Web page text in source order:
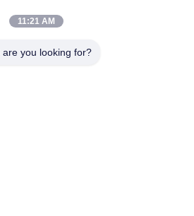
11:21 AM
you looking for?